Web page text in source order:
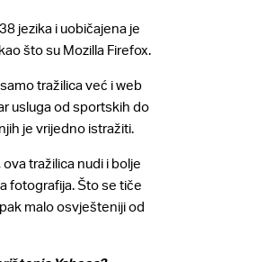
jezika i uobičajena je
što su Mozilla Firefox.
tražilica već i web
usluga od sportskih do
je vrijedno istražiti.
tražilica nudi i bolje
fotografija. Što se tiče
malo osvješteniji od